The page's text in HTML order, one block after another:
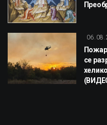
се